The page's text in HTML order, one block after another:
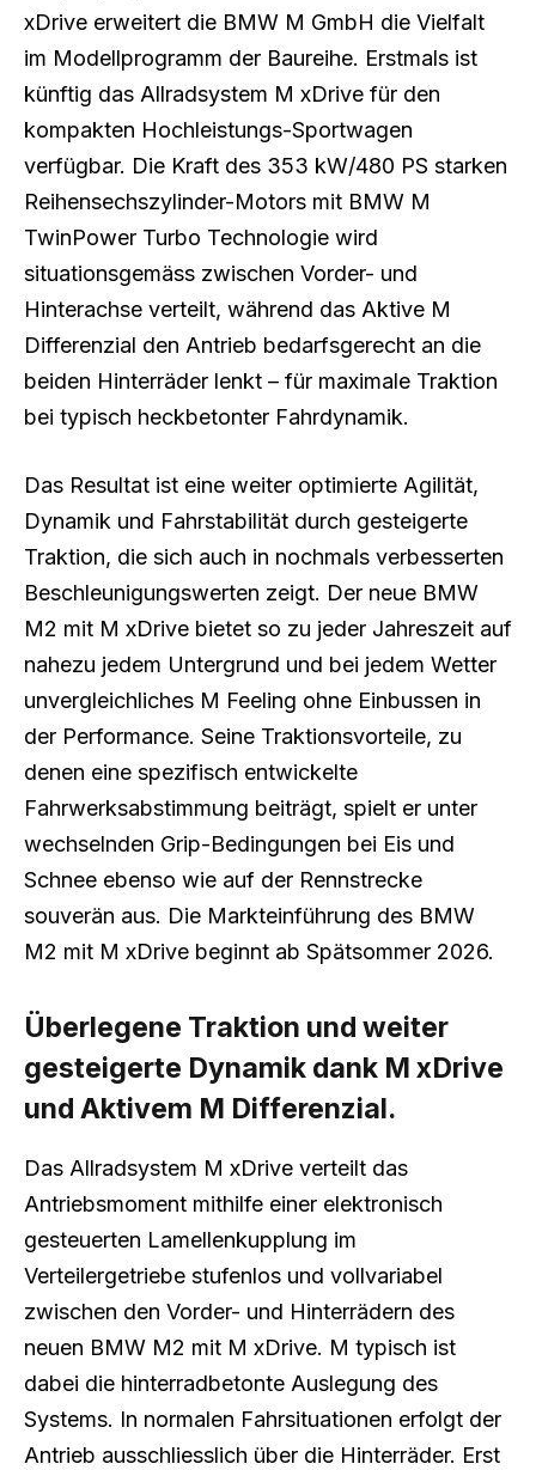
xDrive erweitert die BMW M GmbH die Vielfalt
im Modellprogramm der Baureihe. Erstmals ist
künftig das Allradsystem M xDrive für den
kompakten Hochleistungs-Sportwagen
verfügbar. Die Kraft des 353 kW/480 PS starken
Reihensechszylinder-Motors mit BMW M
TwinPower Turbo Technologie wird
situationsgemäss zwischen Vorder- und
Hinterachse verteilt, während das Aktive M
Differenzial den Antrieb bedarfsgerecht an die
beiden Hinterräder lenkt – für maximale Traktion
bei typisch heckbetonter Fahrdynamik.
Das Resultat ist eine weiter optimierte Agilität,
Dynamik und Fahrstabilität durch gesteigerte
Traktion, die sich auch in nochmals verbesserten
Beschleunigungswerten zeigt. Der neue BMW
M2 mit M xDrive bietet so zu jeder Jahreszeit auf
nahezu jedem Untergrund und bei jedem Wetter
unvergleichliches M Feeling ohne Einbussen in
der Performance. Seine Traktionsvorteile, zu
denen eine spezifisch entwickelte
Fahrwerksabstimmung beiträgt, spielt er unter
wechselnden Grip-Bedingungen bei Eis und
Schnee ebenso wie auf der Rennstrecke
souverän aus. Die Markteinführung des BMW
M2 mit M xDrive beginnt ab Spätsommer 2026.
Überlegene Traktion und weiter
gesteigerte Dynamik dank M xDrive
und Aktivem M Differenzial.
Das Allradsystem M xDrive verteilt das
Antriebsmoment mithilfe einer elektronisch
gesteuerten Lamellenkupplung im
Verteilergetriebe stufenlos und vollvariabel
zwischen den Vorder- und Hinterrädern des
neuen BMW M2 mit M xDrive. M typisch ist
dabei die hinterradbetonte Auslegung des
Systems. In normalen Fahrsituationen erfolgt der
Antrieb ausschliesslich über die Hinterräder. Erst